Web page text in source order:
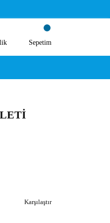
Sepetim
Karşılaştır